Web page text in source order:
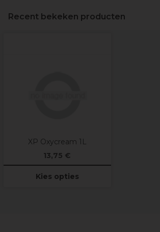
Recent bekeken producten
XP Oxycream 1L
13,75 €
Kies opties